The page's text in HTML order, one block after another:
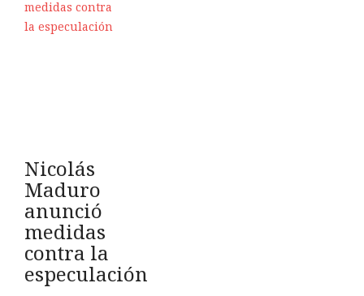
Nicolás
Maduro
anunció
medidas
contra la
especulación